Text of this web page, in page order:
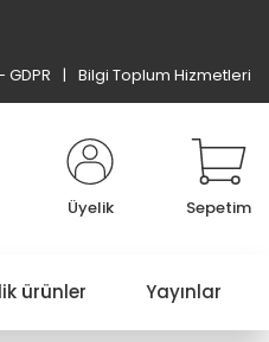
GDPR Bilgi Toplum Hizmetleri
Üyelik Sepetim
ürünler Yayınlar